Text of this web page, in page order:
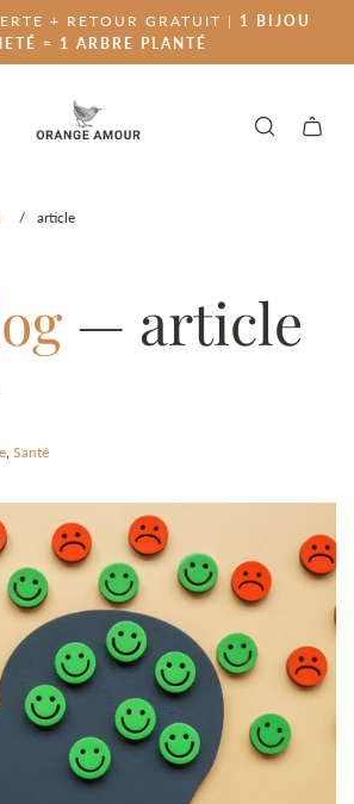
+ RETOUR GRATUIT | 1 BIJOU
= 1 ARBRE PLANTÉ
/ article
— article
, Santé